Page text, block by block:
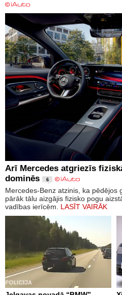
Arī Mercedes atgriezīs
dominēs
6
Mercedes-Benz atzinis, ka pēdējos
pārāk tālu aizgājis fizisko pogu
vadības ierīcēm. LASĪT VAIRĀK